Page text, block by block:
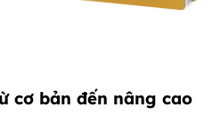
cơ bản đến nâng cao